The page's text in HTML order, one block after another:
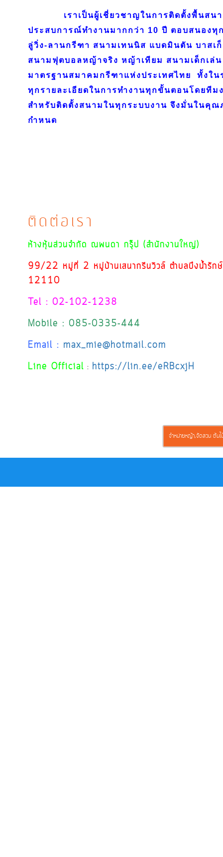
เราเป็นผู้เชี่ยวชาญในการติดตั้งพื้นสนา
ประสบการณ์ทำงานมากกว่า 10 ปี ตอบสนองทุ
ลู่วิ่ง-ลานกรีฑา สนามเทนนิส แบดมินตัน บาสเ
สนามฟุตบอลหญ้าจริง หญ้าเทียม สนามเด็กเล่
มาตรฐานสมาคมกรีฑาแห่งประเทศไทย ทั้งใ
ทุกรายละเอียดในการทำงานทุกขั้นตอนโดยที
สำหรับติดตั้งสนามในทุกระบบงาน จึงมั่นในคุ
กำหนด
ติดต่อเรา
ห้างหุ้นส่วนจำกัด ณพนดา กรุ๊ป (สำนักงานใหญ่)
99/22 หมู่ที่ 2 หมู่บ้านเสนากรีนวิวล์ ตำบลบึงน้ำรัก
12110
Tel : 02-102-1238
Mobile : 085-0335-444
Email : max_mie@hotmail.com
Line Official : https://lin.ee/eRBcxjH
จำหน่ายหญ้า,จัดสวน ต้น